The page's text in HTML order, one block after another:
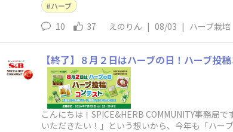
ハーブ
10 37 えのりん | 08/03 | ハーブ栽培
【終了】８月２日はハーブの日！ハーブ投
こんにちは！SPICE&HERB COMMUNITY事務局
いただきたい！」という想いから、今年も「ハー